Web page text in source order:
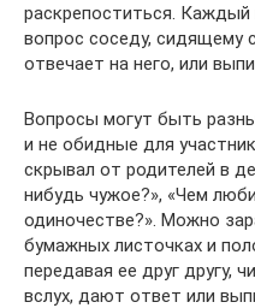
раскрепоститься.
вопрос соседу, сидящему
отвечает на него, или
Вопросы могут быть
и не обидные для
скрывал от родителей в
нибудь чужое?», «Чем
одиночестве?». Можно
бумажных листочках и
передавая ее друг другу,
вслух, дают ответ или